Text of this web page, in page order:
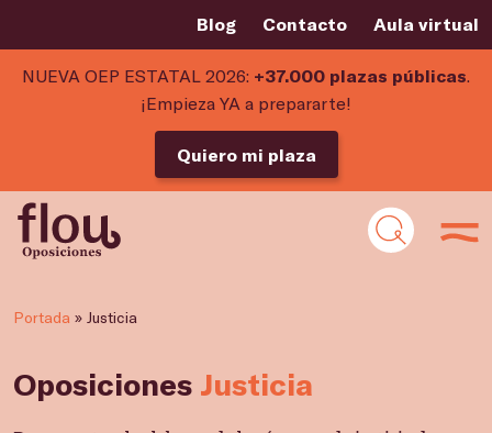
Blog Contacto Aula virtual
NUEVA OEP ESTATAL 2026: +37.000 plazas públicas.
¡Empieza YA a prepararte!
Quiero mi plaza
Portada » Justicia
Oposiciones Justicia